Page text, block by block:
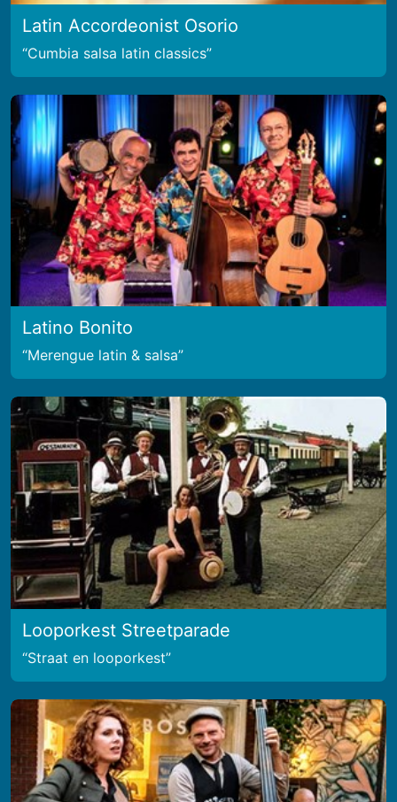
Latin Accordeonist Osorio
Cumbia salsa latin classics
Latino Bonito
Merengue latin & salsa
Looporkest Streetparade
Straat en looporkest